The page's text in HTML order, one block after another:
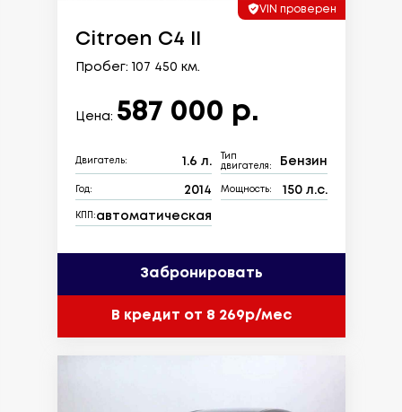
VIN проверен
Citroen C4 II
Пробег: 107 450 км.
Цена: 587 000 р.
Двигатель: 1.6 л.
Тип
двигателя:
Бензин
Год: 2014 Мощность: 150 л.с.
КПП: автоматическая
Забронировать
В кредит от 8 269р/мес